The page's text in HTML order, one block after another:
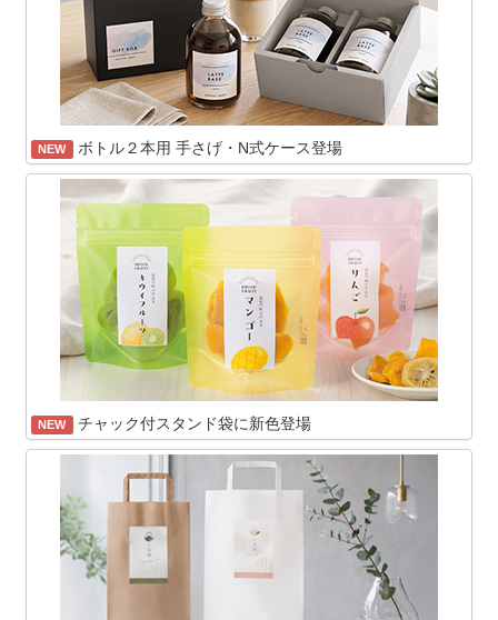
NEW ボトル２本用 手さげ・N式ケース登場
NEW チャック付スタンド袋に新色登場